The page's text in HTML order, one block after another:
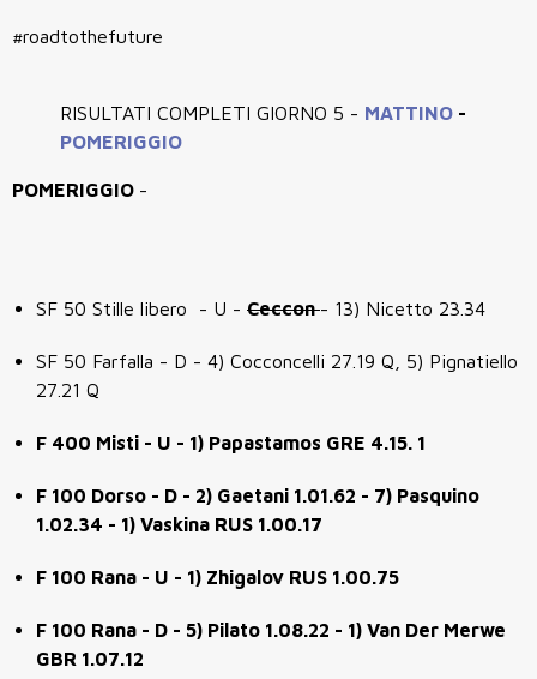
#roadtothefuture
RISULTATI COMPLETI GIORNO 5 - MATTINO -
POMERIGGIO
POMERIGGIO -
SF 50 Stille libero - U - Ceccon- 13) Nicetto 23.34
SF 50 Farfalla - D - 4) Cocconcelli 27.19 Q, 5) Pignatiello
27.21 Q
F 400 Misti - U - 1) Papastamos GRE 4.15. 1
F 100 Dorso - D - 2) Gaetani 1.01.62 - 7) Pasquino
1.02.34 - 1) Vaskina RUS 1.00.17
F 100 Rana - U - 1) Zhigalov RUS 1.00.75
F 100 Rana - D - 5) Pilato 1.08.22 - 1) Van Der Merwe
GBR 1.07.12